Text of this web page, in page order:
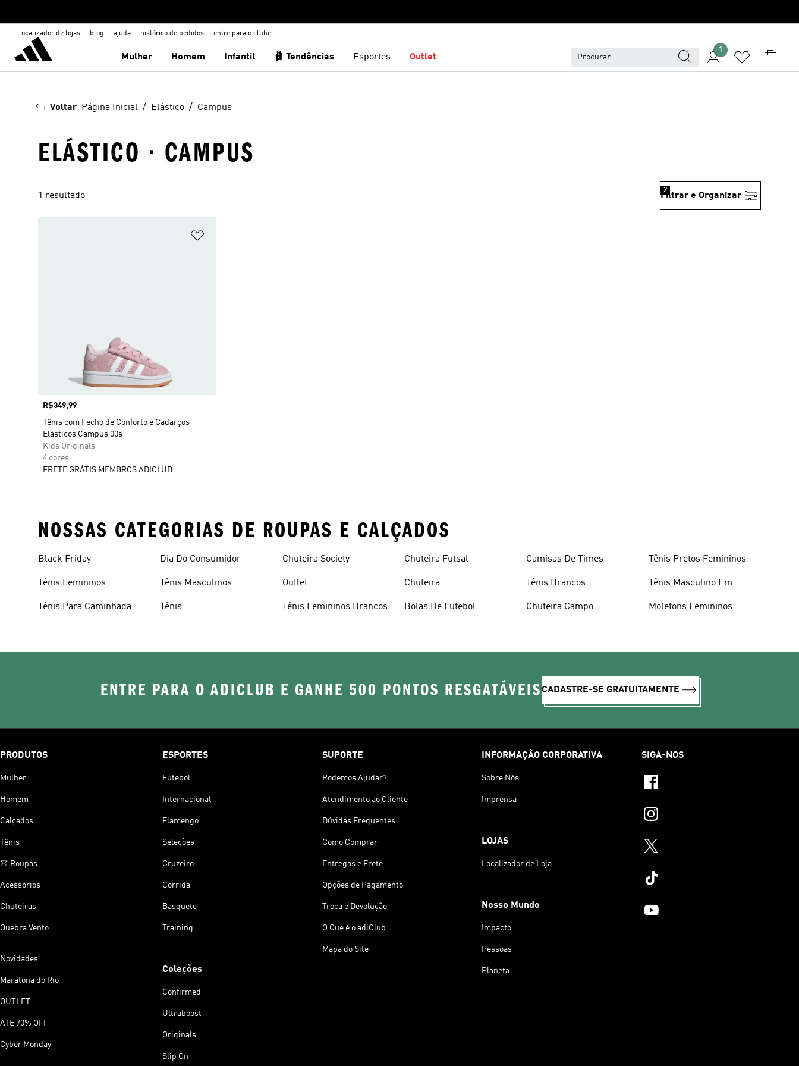
localizador de lojas blog ajuda histórico de pedidos entre para o clube
Mulher Homem Infantil 🩰 Tendências Esportes Outlet
1
Voltar Página Inicial Elástico Campus
ELÁSTICO · CAMPUS
1 resultado Filtrar e Organizar
2
Preço
R$349,99
Tênis com Fecho de Conforto e Cadarços
Elásticos Campus 00s
Kids Originals
4 cores
FRETE GRÁTIS MEMBROS ADICLUB
NOSSAS CATEGORIAS DE ROUPAS E CALÇADOS
Black Friday
Tênis Femininos
Tênis Para Caminhada
Dia Do Consumidor
Tênis Masculinos
Tênis
Chuteira Society
Outlet
Tênis Femininos Brancos
Chuteira Futsal
Chuteira
Bolas De Futebol
Camisas De Times
Tênis Brancos
Chuteira Campo
Tênis Pretos Femininos
Tênis Masculino Em
Moletons Femininos
ENTRE PARA O ADICLUB E GANHE 500 PONTOS RESGATÁVEIS CADASTRE-SE GRATUITAMENTE
PRODUTOS
Mulher
Homem
Calçados
Tênis
👚 Roupas
Acessórios
Chuteiras
Quebra Vento
Novidades
Maratona do Rio
OUTLET
ATÉ 70% OFF
Cyber Monday
ESPORTES
Futebol
Internacional
Flamengo
Seleções
Cruzeiro
Corrida
Basquete
Training
Coleções
Confirmed
Ultraboost
Originals
Slip On
SUPORTE
Podemos Ajudar?
Atendimento ao Cliente
Dúvidas Frequentes
Como Comprar
Entregas e Frete
Opções de Pagamento
Troca e Devolução
O Que é o adiClub
Mapa do Site
INFORMAÇÃO CORPORATIVA
Sobre Nós
Imprensa
LOJAS
Localizador de Loja
Nosso Mundo
Impacto
Pessoas
Planeta
SIGA-NOS